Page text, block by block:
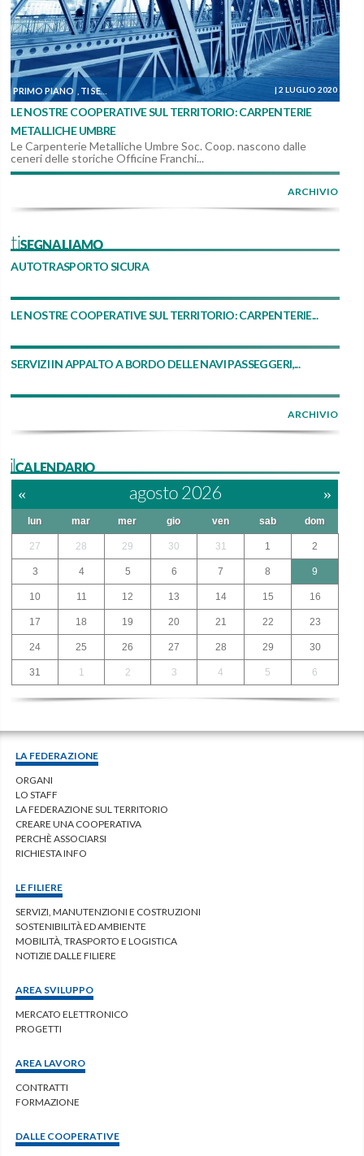
PRIMO PIANO TI SEGNALIAMO DALLE COOPERATIVE | 2 LUGLIO 2020
LE NOSTRE COOPERATIVE SUL TERRITORIO: CARPENTERIE
METALLICHE UMBRE
Le Carpenterie Metalliche Umbre Soc. Coop. nascono dalle
ceneri delle storiche Officine Franchi...
ARCHIVIO
tiSEGNALIAMO
AUTOTRASPORTO SICURA
LE NOSTRE COOPERATIVE SUL TERRITORIO: CARPENTERIE...
SERVIZI IN APPALTO A BORDO DELLE NAVI PASSEGGERI,...
ARCHIVIO
ilCALENDARIO
« agosto 2026 »
lun mar mer gio ven sab dom
27 28 29 30 31 1 2
3 4 5 6 7 8 9
10 11 12 13 14 15 16
17 18 19 20 21 22 23
24 25 26 27 28 29 30
31 1 2 3 4 5 6
LA FEDERAZIONE
ORGANI
LO STAFF
LA FEDERAZIONE SUL TERRITORIO
CREARE UNA COOPERATIVA
PERCHÈ ASSOCIARSI
RICHIESTA INFO
LE FILIERE
SERVIZI, MANUTENZIONI E COSTRUZIONI
SOSTENIBILITÀ ED AMBIENTE
MOBILITÀ, TRASPORTO E LOGISTICA
NOTIZIE DALLE FILIERE
AREA SVILUPPO
MERCATO ELETTRONICO
PROGETTI
AREA LAVORO
CONTRATTI
FORMAZIONE
DALLE COOPERATIVE